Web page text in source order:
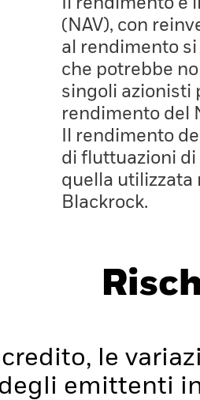
(NAV), con
al rendimento si
che potrebbe
singoli azionisti
rendimento del
Il rendimento
di fluttuazioni di
quella utilizzata
Blackrock.
credito, le
emittenti